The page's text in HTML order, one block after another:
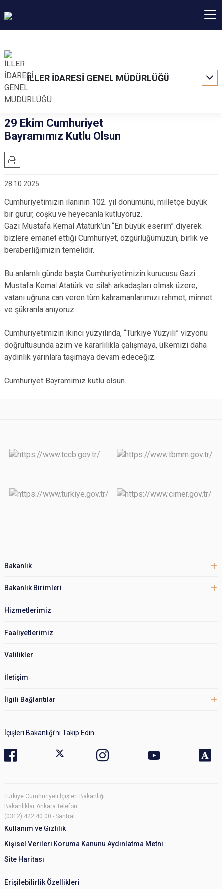
İLLER İDARESİ GENEL MÜDÜRLÜĞÜ
29 Ekim Cumhuriyet
Bayramımız Kutlu Olsun
28.10.2025
Cumhuriyetimizin ilanının 102. yıl dönümünü, milletçe büyük
bir gurur, coşku ve heyecanla kutluyoruz.
Gazi Mustafa Kemal Atatürk’ün “En büyük eserim” diyerek
bizlere emanet ettiği Cumhuriyet, özgürlüğümüzün, birlik ve
beraberliğimizin temelidir.
Bu anlamlı günde başta Cumhuriyetimizin kurucusu Gazi
Mustafa Kemal Atatürk ve silah arkadaşları olmak üzere,
vatanı uğruna can veren tüm kahramanlarımızı rahmet, minnet
ve şükranla anıyoruz.
Cumhuriyetimizin ikinci yüzyılında, “Türkiye Yüzyılı” vizyonu
doğrultusunda azim ve kararlılıkla çalışmaya, ülkemizi daha
aydınlık yarınlara taşımaya devam edeceğiz.
Cumhuriyet Bayramımız kutlu olsun.
Bakanlık
Bakanlık Birimleri
Hizmetlerimiz
Faaliyetlerimiz
Valilikler
İletişim
İlgili Bağlantılar
İçişleri Bakanlığı’nı Takip Edin
Türkiye Cumhuriyeti İçişleri Bakanlığı
Bakanlıklar Ankara Telefon:
(0312) 422 40 00 - Santral
Kullanım ve Gizlilik
Kişisel Verileri Koruma Kanunu Aydınlatma Metni
Site Haritası
Erişilebilirlik Özellikleri